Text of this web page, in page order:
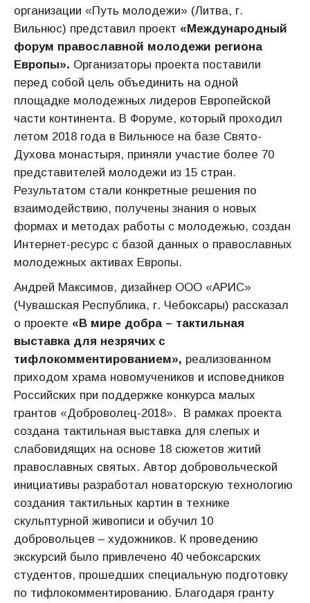
организации «Путь молодежи» (Литва, г.
Вильнюс) представил проект «Международный
форум православной молодежи региона
Европы». Организаторы проекта поставили
перед собой цель объединить на одной
площадке молодежных лидеров Европейской
части континента. В Форуме, который проходил
летом 2018 года в Вильнюсе на базе Свято-
Духова монастыря, приняли участие более 70
представителей молодежи из 15 стран.
Результатом стали конкретные решения по
взаимодействию, получены знания о новых
формах и методах работы с молодежью, создан
Интернет-ресурс с базой данных о православных
молодежных активах Европы.
Андрей Максимов, дизайнер ООО «АРИС»
(Чувашская Республика, г. Чебоксары) рассказал
о проекте «В мире добра – тактильная
выставка для незрячих с
тифлокомментированием», реализованном
приходом храма новомучеников и исповедников
Российских при поддержке конкурса малых
грантов «Доброволец-2018». В рамках проекта
создана тактильная выставка для слепых и
слабовидящих на основе 18 сюжетов житий
православных святых. Автор добровольческой
инициативы разработал новаторскую технологию
создания тактильных картин в технике
скульптурной живописи и обучил 10
добровольцев – художников. К проведению
экскурсий было привлечено 40 чебоксарских
студентов, прошедших специальную подготовку
по тифлокомментированию. Благодаря гранту